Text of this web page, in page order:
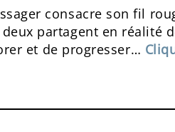
consacre son fil
partagent en réalité
et de progresser…